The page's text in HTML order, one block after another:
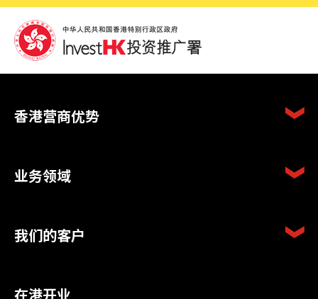
香港营商优势
业务领域
我们的客户
在港开业